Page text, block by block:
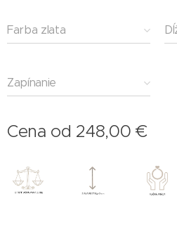
Farba zlata
Zapínanie
Cena od 248,00 €